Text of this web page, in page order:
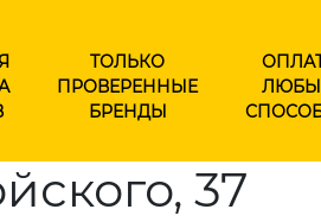
ТОЛЬКО
ПРОВЕРЕННЫЕ
БРЕНДЫ
37